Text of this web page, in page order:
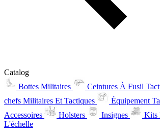
Catalog
Bottes Militaires
Ceintures À Fusil
chefs Militaires Et Tactiques
Équipement
Accessoires
Holsters Insignes
Kits
L'échelle